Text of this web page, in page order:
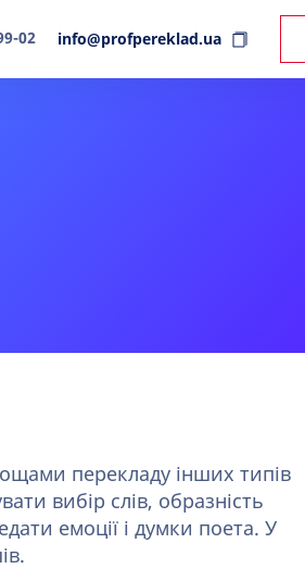
02 info@profpereklad.ua
перекладу інших типів
вибір слів, образність
емоції і думки поета. У